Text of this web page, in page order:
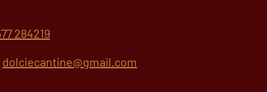
284219
dolciecantine@gmail.com